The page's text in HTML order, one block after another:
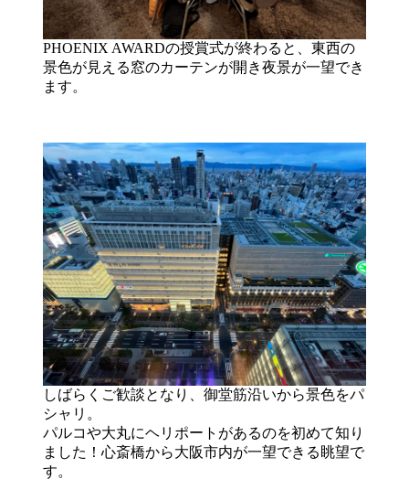
PHOENIX AWARDの授賞式が終わると、東西の
景色が見える窓のカーテンが開き夜景が一望でき
ます。
しばらくご歓談となり、御堂筋沿いから景色をパ
シャリ。
パルコや大丸にヘリポートがあるのを初めて知り
ました！心斎橋から大阪市内が一望できる眺望で
す。